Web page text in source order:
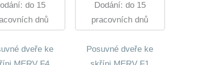
do 15
dnů
dveře ke
Dodání: do 15
pracovních dnů
Posuvné dveře ke